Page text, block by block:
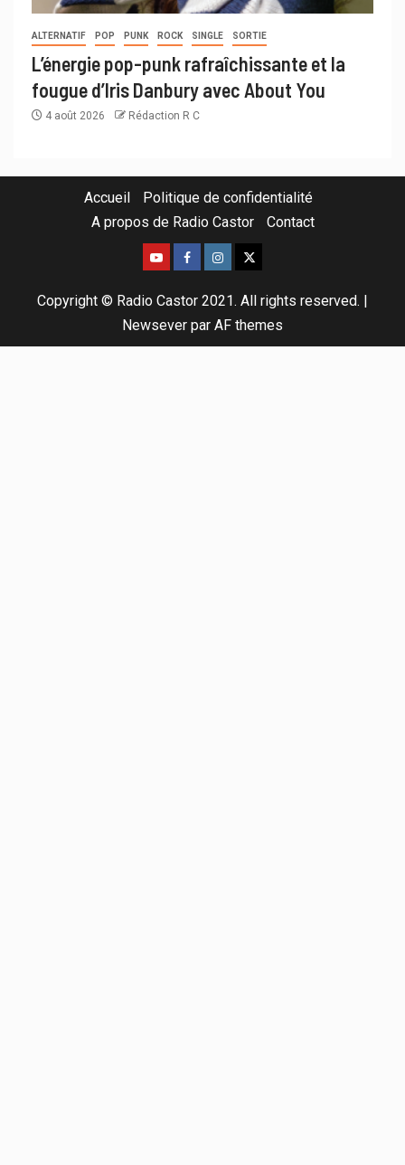
ALTERNATIF POP PUNK ROCK SINGLE SORTIE
L’énergie pop-punk rafraîchissante et la
fougue d’Iris Danbury avec About You
4 août 2026 Rédaction R C
Accueil
Politique de confidentialité
A propos de Radio Castor
Contact
Copyright © Radio Castor 2021. All rights reserved. |
Newsever par AF themes